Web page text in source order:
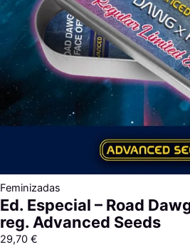
Feminizadas
Ed. Especial – Road
reg. Advanced Seeds
29,70 €